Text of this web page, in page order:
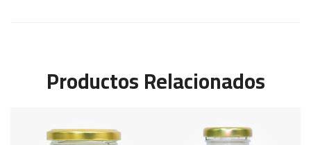
Productos Relacionados